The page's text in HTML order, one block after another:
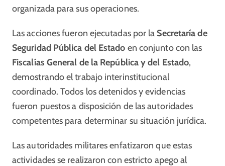
organizada para sus operaciones.
Las acciones fueron ejecutadas por la Secretaría de
Seguridad Pública del Estado en conjunto con las
Fiscalías General de la República y del Estado,
demostrando el trabajo interinstitucional
coordinado. Todos los detenidos y evidencias
fueron puestos a disposición de las autoridades
competentes para determinar su situación jurídica.
Las autoridades militares enfatizaron que estas
actividades se realizaron con estricto apego al